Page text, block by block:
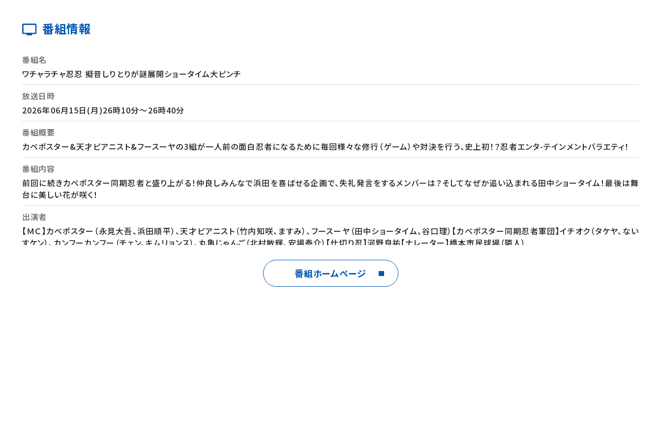
番組情報
番組名
ワチャラチャ忍忍 擬音しりとりが謎展開ショータイム大ピンチ
放送日時
2026年06月15日(月)26時10分～26時40分
番組概要
カベポスター&天才ピアニスト&フースーヤの3組が一人前の面白忍者になるために毎回様々な修行（ゲーム）や対決を行う、史上初！？忍者エンタ-テインメントバラエティ！
番組内容
前回に続きカベポスター同期忍者と盛り上がる！仲良しみんなで浜田を喜ばせる企画で、失礼発言をするメンバーは？そしてなぜか追い込まれる田中ショータイム！最後は舞
台に美しい花が咲く！
出演者
【ＭＣ】カベポスター（永見大吾、浜田順平）、天才ピアニスト（竹内知咲、ますみ）、フースーヤ（田中ショータイム、谷口理）【カベポスター同期忍者軍団】イチオク（タケヤ、ない
すケン）、カンフーカンフー（チェン、キムリョンス）、丸亀じゃんご（北村敏輝、安場泰介）【仕切り忍】河野良祐【ナレーター】橋本市民球場（隣人）
番組ホームページ